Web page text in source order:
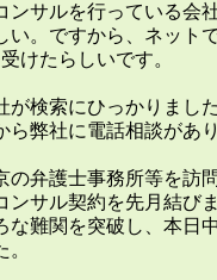
ンサルを行っている会
い。ですから、ネット
けたらしいです。
が検索にひっかりました
ら弊社に電話相談があ
の弁護士事務所等を訪
ンサル契約を先月結びま
な難関を突破し、本日